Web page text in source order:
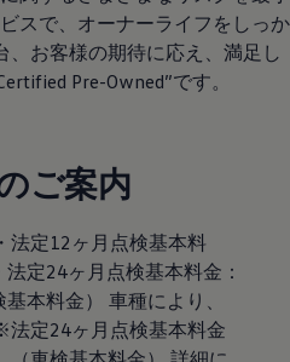
スで、オーナーライフをしっか
、お客様の期待に応え、満足し
Pre-Owned”です。
ご案内
法定12ヶ月点検基本料
定24ヶ月点検基本料金：
本料金） 車種により、
定24ヶ月点検基本料金